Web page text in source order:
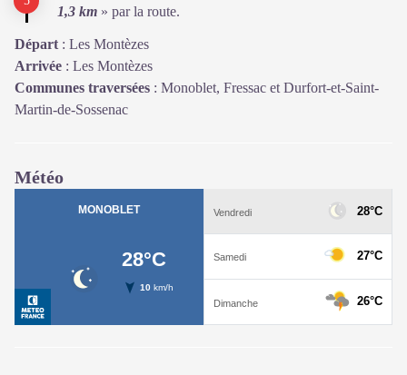
1,3 km » par la route.
Départ : Les Montèzes
Arrivée : Les Montèzes
Communes traversées : Monoblet, Fressac et Durfort-et-Saint-
Martin-de-Sossenac
Météo